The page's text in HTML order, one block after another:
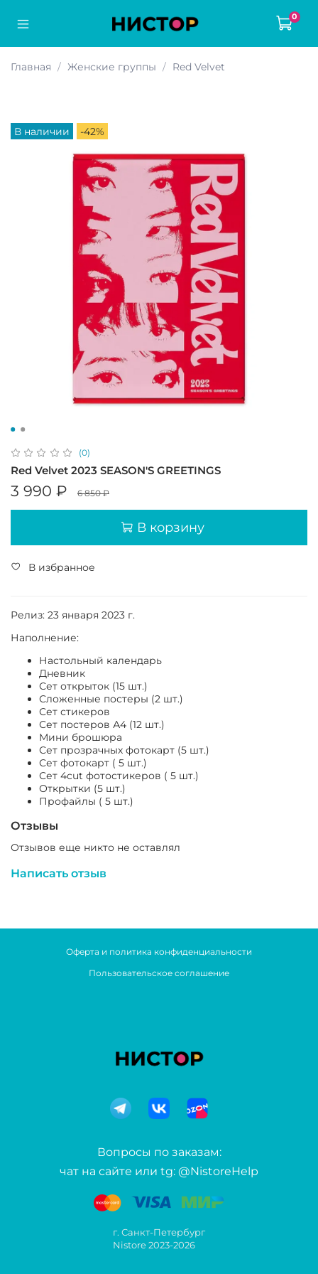
0
Главная Женские группы Red Velvet
В наличии -42%
(0)
Red Velvet 2023 SEASON'S GREETINGS
3 990 ₽ 6 850 ₽
В корзину
В избранное
Релиз: 23 января 2023 г.
Наполнение:
Настольный календарь
Дневник
Сет открыток (15 шт.)
Сложенные постеры (2 шт.)
Сет стикеров
Сет постеров А4 (12 шт.)
Мини брошюра
Сет прозрачных фотокарт (5 шт.)
Сет фотокарт ( 5 шт.)
Сет 4cut фотостикеров ( 5 шт.)
Открытки (5 шт.)
Профайлы ( 5 шт.)
Отзывы
Отзывов еще никто не оставлял
Написать отзыв
Оферта и политика конфиденциальности
Пользовательское соглашение
Вопросы по заказам:
чат на сайте или tg: @NistoreHelp
г. Санкт-Петербург
Nistore 2023-2026